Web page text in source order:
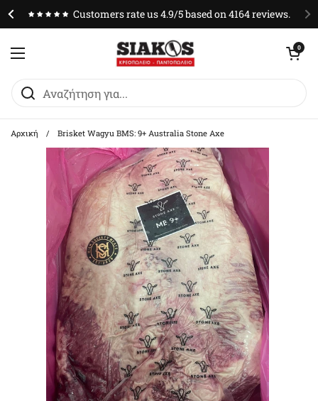
Customers rate us 4.9/5 based on 4164 reviews.
Άνοιγμα μενού
Άνοιγμα0
Αρχική / Brisket Wagyu BMS: 9+ Australia Stone Axe